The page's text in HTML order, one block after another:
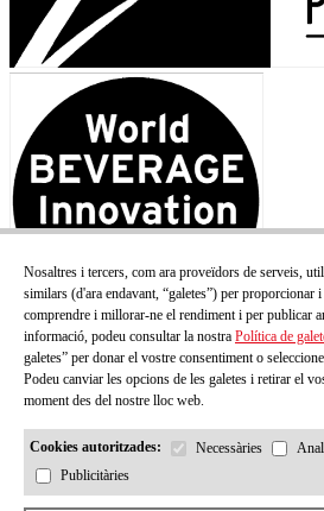
Nosaltres i tercers, com ara proveïdors de serveis,
similars (d'ara endavant, “galetes”) per proporcionar
comprendre i millorar-ne el rendiment i per publicar
informació, podeu consultar la nostra Política de
galetes” per donar el vostre consentiment o
Podeu canviar les opcions de les galetes i retirar el
moment des del nostre lloc web.
Cookies autoritzades: Necessàries
Publicitàries